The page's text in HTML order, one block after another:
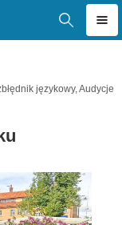
językowy,Audycje